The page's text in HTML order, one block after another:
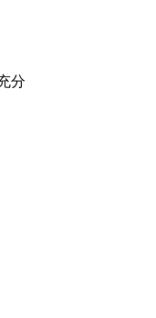
分